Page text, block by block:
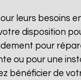
leurs besoins
disposition
pour
ou pour une
bénéficier de